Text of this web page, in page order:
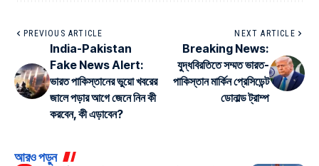
PREVIOUS ARTICLE
India-Pakistan
Fake News Alert:
ভারত পাকিস্তানের ভুয়ো খবরের
জালে পড়ার আগে জেনে নিন কী
করবেন, কী এড়াবেন?
NEXT ARTICLE
Breaking News:
যুদ্ধবিরতিতে সম্মত ভারত-
পাকিস্তান মার্কিন প্রেসিডেন্ট
ডোনাল্ড ট্রাম্প
আরও পড়ুন